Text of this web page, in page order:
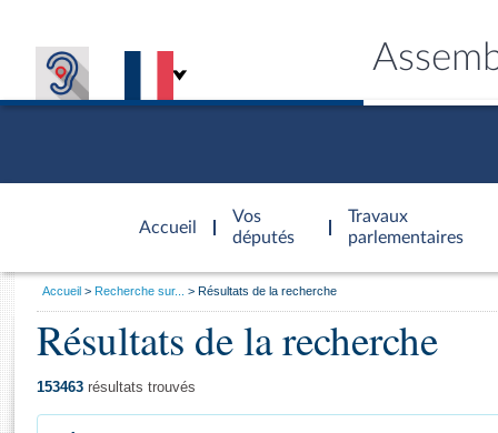
Accueil
d'accueil
Vos
députés
Travaux
parlementaires
Général
Vous
Accueil Recherche sur... Résultats de la recherche
Résultats de la recherche
153463 résultats trouvés